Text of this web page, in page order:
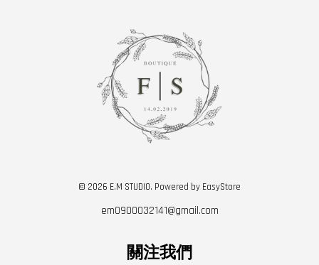
© 2026 E.M STUDIO. Powered by EasyStore
em0900032141@gmail.com
關注我們